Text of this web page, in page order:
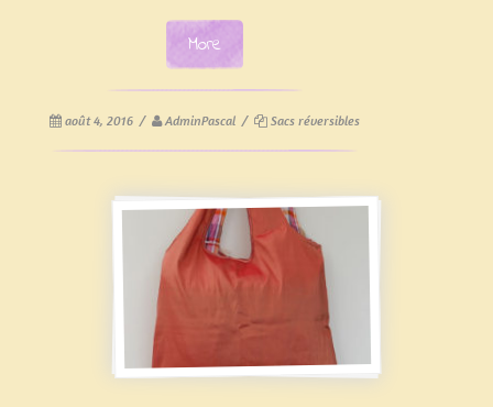
More
août 4, 2016 / AdminPascal / Sacs réversibles